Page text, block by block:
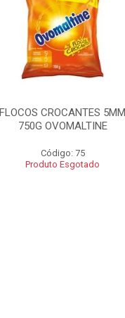
FLOCOS CROCANTES 5MM
750G OVOMALTINE
Código: 75
Produto Esgotado